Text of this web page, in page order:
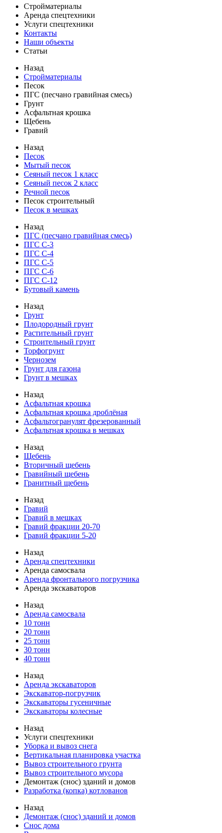
Стройматериалы
Аренда спецтехники
Услуги спецтехники
Контакты
Наши объекты
Статьи
Назад
Стройматериалы
Песок
ПГС (песчано гравийная смесь)
Грунт
Асфальтная крошка
Щебень
Гравий
Назад
Песок
Мытый песок
Сеяный песок 1 класс
Сеяный песок 2 класс
Речной песок
Песок строительный
Песок в мешках
Назад
ПГС (песчано гравийная смесь)
ПГС С-3
ПГС С-4
ПГС С-5
ПГС С-6
ПГС С-12
Бутовый камень
Назад
Грунт
Плодородный грунт
Растительный грунт
Строительный грунт
Торфогрунт
Чернозем
Грунт для газона
Грунт в мешках
Назад
Асфальтная крошка
Асфальтная крошка дроблёная
Асфальтогранулят фрезерованный
Асфальтная крошка в мешках
Назад
Щебень
Вторичный щебень
Гравийный щебень
Гранитный щебень
Назад
Гравий
Гравий в мешках
Гравий фракции 20-70
Гравий фракции 5-20
Назад
Аренда спецтехники
Аренда самосвала
Аренда фронтального погрузчика
Аренда экскаваторов
Назад
Аренда самосвала
10 тонн
20 тонн
25 тонн
30 тонн
40 тонн
Назад
Аренда экскаваторов
Экскаватор-погрузчик
Экскаваторы гусеничные
Экскаваторы колесные
Назад
Услуги спецтехники
Уборка и вывоз снега
Вертикальная планировка участка
Вывоз строительного грунта
Вывоз строительного мусора
Демонтаж (снос) зданий и домов
Разработка (копка) котлованов
Назад
Демонтаж (снос) зданий и домов
Снос дома